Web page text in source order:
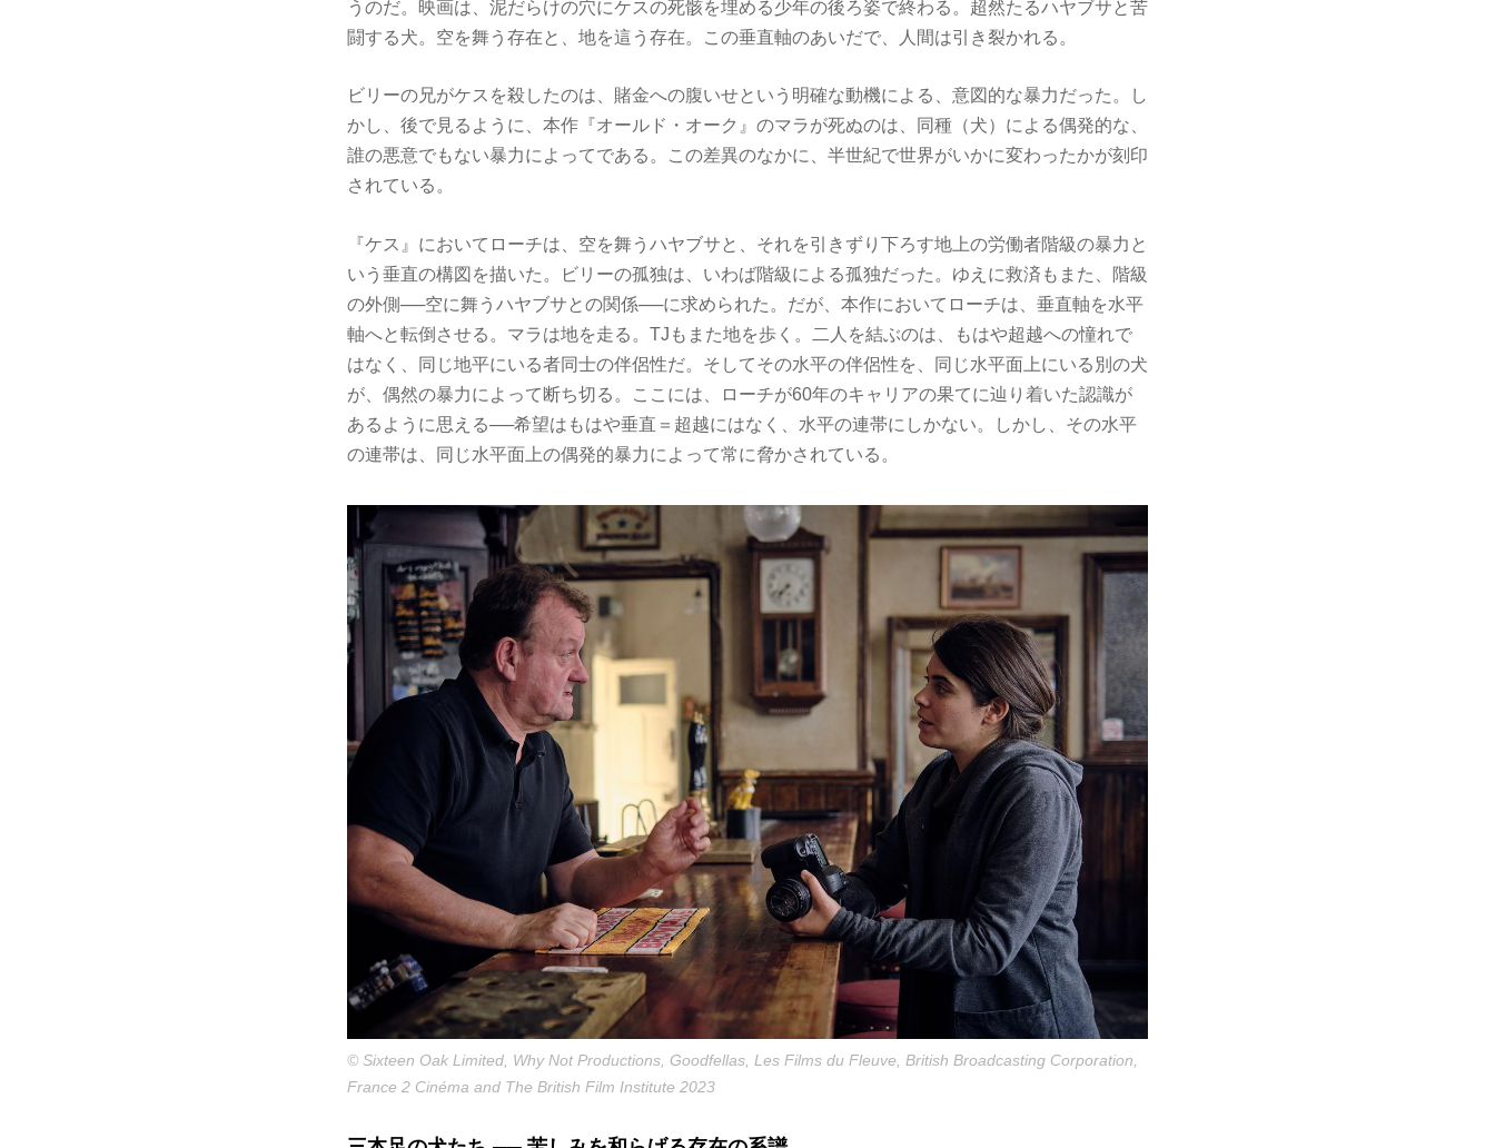
うのだ。映画は、泥だらけの穴にケスの死骸を埋める少年の後ろ姿で終わる。超然たるハヤブサと苦
闘する犬。空を舞う存在と、地を這う存在。この垂直軸のあいだで、人間は引き裂かれる。
ビリーの兄がケスを殺したのは、賭金への腹いせという明確な動機による、意図的な暴力だった。し
かし、後で見るように、本作『オールド・オーク』のマラが死ぬのは、同種（犬）による偶発的な、
誰の悪意でもない暴力によってである。この差異のなかに、半世紀で世界がいかに変わったかが刻印
されている。
『ケス』においてローチは、空を舞うハヤブサと、それを引きずり下ろす地上の労働者階級の暴力と
いう垂直の構図を描いた。ビリーの孤独は、いわば階級による孤独だった。ゆえに救済もまた、階級
の外側──空に舞うハヤブサとの関係──に求められた。だが、本作においてローチは、垂直軸を水平
軸へと転倒させる。マラは地を走る。TJもまた地を歩く。二人を結ぶのは、もはや超越への憧れで
はなく、同じ地平にいる者同士の伴侶性だ。そしてその水平の伴侶性を、同じ水平面上にいる別の犬
が、偶然の暴力によって断ち切る。ここには、ローチが60年のキャリアの果てに辿り着いた認識が
あるように思える──希望はもはや垂直＝超越にはなく、水平の連帯にしかない。しかし、その水平
の連帯は、同じ水平面上の偶発的暴力によって常に脅かされている。
© Sixteen Oak Limited, Why Not Productions, Goodfellas, Les Films du Fleuve, British Broadcasting Corporation,
France 2 Cinéma and The British Film Institute 2023